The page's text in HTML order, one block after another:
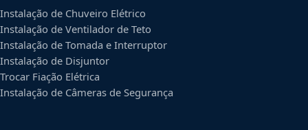
Instalação de Chuveiro Elétrico
Instalação de Ventilador de Teto
Instalação de Tomada e Interruptor
Instalação de Disjuntor
Trocar Fiação Elétrica
Instalação de Câmeras de Segurança